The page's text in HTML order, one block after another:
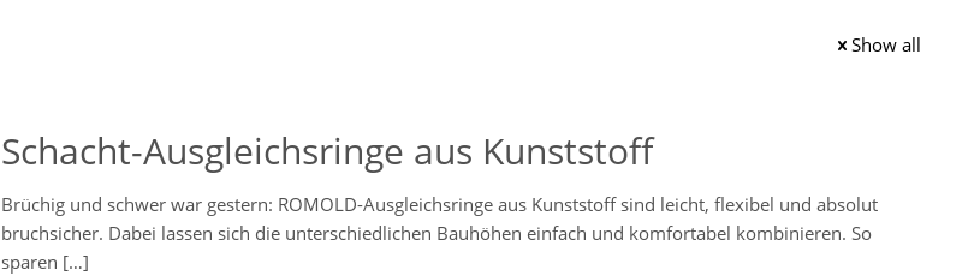
Show all
Schacht-Ausgleichsringe aus Kunststoff
Brüchig und schwer war gestern: ROMOLD-Ausgleichsringe aus Kunststoff sind leicht, flexibel und absolut
bruchsicher. Dabei lassen sich die unterschiedlichen Bauhöhen einfach und komfortabel kombinieren. So
sparen […]